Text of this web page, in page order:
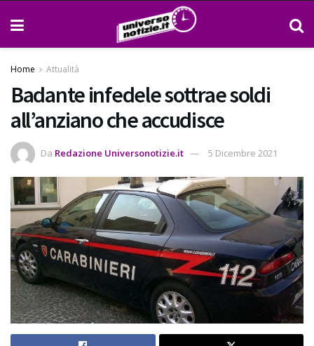
Home Attualità
Badante infedele sottrae soldi
all’anziano che accudisce
Da Redazione Universonotizie.it 5 Dicembre 2021